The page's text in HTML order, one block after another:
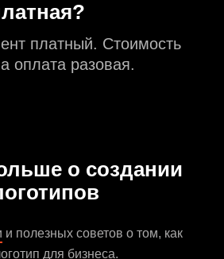
платный. Стоимость
оплата разовая.
о создании
и полезных советов о том, как
для бизнеса.